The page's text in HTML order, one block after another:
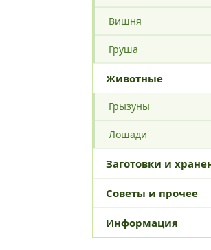
Вишня
Груша
Животные
Грызуны
Лошади
Заготовки и
Советы и прочее
Информация